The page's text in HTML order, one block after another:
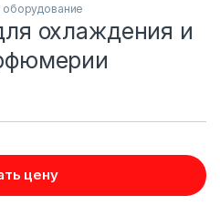
оборудование
охлаждения и
цену